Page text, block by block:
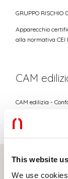
This website
We use
GRUPPO RISCHIO 0
Apparecchio
alla normativa CEI
CAM
CAM edilizia -